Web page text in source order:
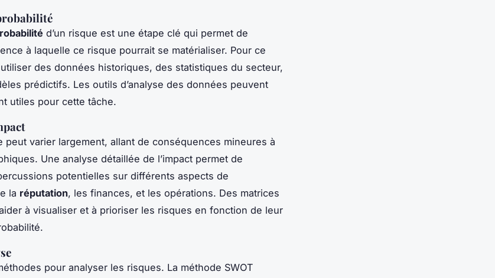
d’un risque est une étape clé qui permet de
à laquelle ce risque pourrait se matérialiser. Pour ce
des données historiques, des statistiques du secteur,
prédictifs. Les outils d’analyse des données peuvent
utiles pour cette tâche.
peut varier largement, allant de conséquences mineures à
Une analyse détaillée de l’impact permet de
potentielles sur différents aspects de
la réputation, les finances, et les opérations. Des matrices
à visualiser et à prioriser les risques en fonction de leur
pour analyser les risques. La méthode SWOT